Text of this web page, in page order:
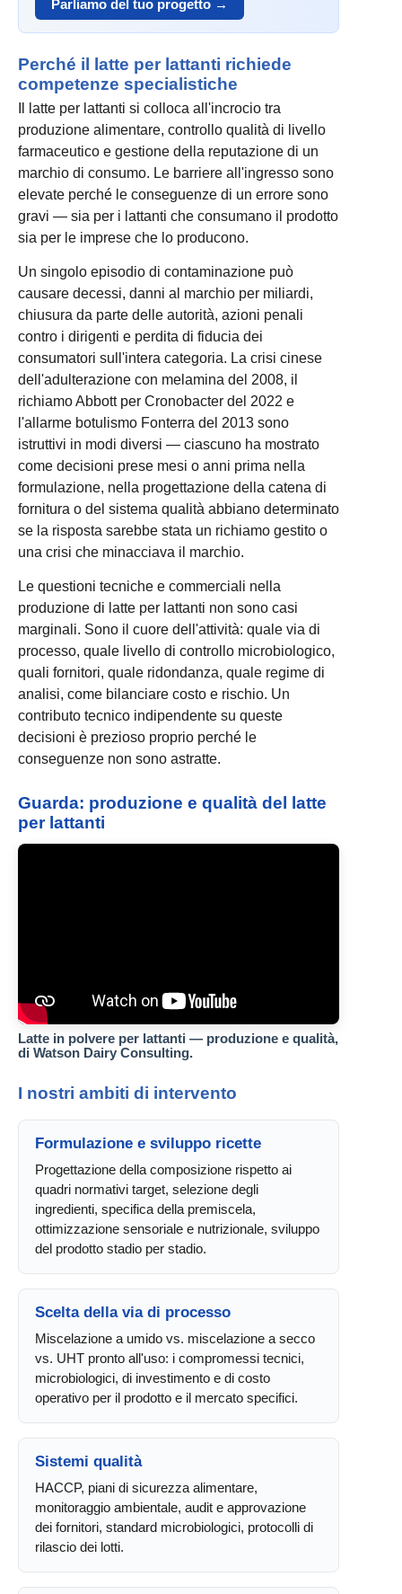
Parliamo del tuo progetto →
Perché il latte per lattanti richiede
competenze specialistiche
Il latte per lattanti si colloca all'incrocio tra
produzione alimentare, controllo qualità di livello
farmaceutico e gestione della reputazione di un
marchio di consumo. Le barriere all'ingresso sono
elevate perché le conseguenze di un errore sono
gravi — sia per i lattanti che consumano il prodotto
sia per le imprese che lo producono.
Un singolo episodio di contaminazione può
causare decessi, danni al marchio per miliardi,
chiusura da parte delle autorità, azioni penali
contro i dirigenti e perdita di fiducia dei
consumatori sull'intera categoria. La crisi cinese
dell'adulterazione con melamina del 2008, il
richiamo Abbott per Cronobacter del 2022 e
l'allarme botulismo Fonterra del 2013 sono
istruttivi in modi diversi — ciascuno ha mostrato
come decisioni prese mesi o anni prima nella
formulazione, nella progettazione della catena di
fornitura o del sistema qualità abbiano determinato
se la risposta sarebbe stata un richiamo gestito o
una crisi che minacciava il marchio.
Le questioni tecniche e commerciali nella
produzione di latte per lattanti non sono casi
marginali. Sono il cuore dell'attività: quale via di
processo, quale livello di controllo microbiologico,
quali fornitori, quale ridondanza, quale regime di
analisi, come bilanciare costo e rischio. Un
contributo tecnico indipendente su queste
decisioni è prezioso proprio perché le
conseguenze non sono astratte.
Guarda: produzione e qualità del latte
per lattanti
Latte in polvere per lattanti — produzione e qualità,
di Watson Dairy Consulting.
I nostri ambiti di intervento
Formulazione e sviluppo ricette
Progettazione della composizione rispetto ai
quadri normativi target, selezione degli
ingredienti, specifica della premiscela,
ottimizzazione sensoriale e nutrizionale, sviluppo
del prodotto stadio per stadio.
Scelta della via di processo
Miscelazione a umido vs. miscelazione a secco
vs. UHT pronto all'uso: i compromessi tecnici,
microbiologici, di investimento e di costo
operativo per il prodotto e il mercato specifici.
Sistemi qualità
HACCP, piani di sicurezza alimentare,
monitoraggio ambientale, audit e approvazione
dei fornitori, standard microbiologici, protocolli di
rilascio dei lotti.